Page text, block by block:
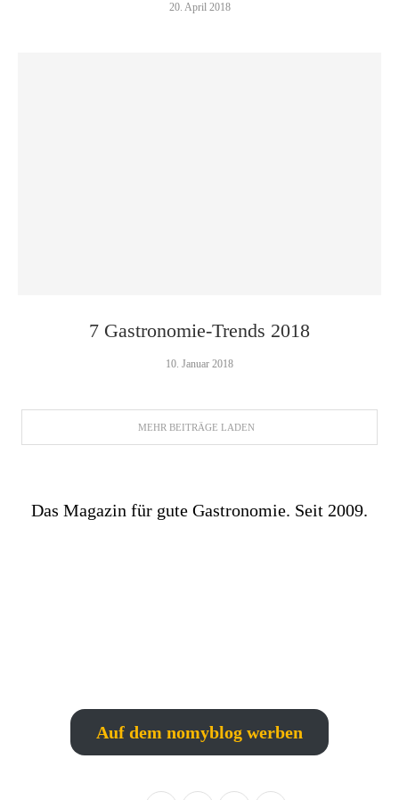
20. April 2018
7 Gastronomie-Trends 2018
10. Januar 2018
MEHR BEITRÄGE LADEN
Das Magazin für gute Gastronomie. Seit 2009.
Auf dem nomyblog werben